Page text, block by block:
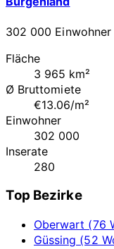
302 000 Einwohner
Fläche
3 965 km²
Ø Bruttomiete
€13.06/m²
Einwohner
302 000
Inserate
280
Top Bezirke
Oberwart (76
Güssing (52